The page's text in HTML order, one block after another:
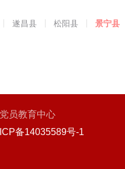
遂昌县 松阳县 景宁县
员教育中心
备14035589号-1